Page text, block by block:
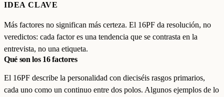
IDEA CLAVE
Más factores no significan más certeza. El 16PF da resolución, no
veredictos: cada factor es una tendencia que se contrasta en la
entrevista, no una etiqueta.
Qué son los 16 factores
El 16PF describe la personalidad con dieciséis rasgos primarios,
cada uno como un continuo entre dos polos. Algunos ejemplos de lo